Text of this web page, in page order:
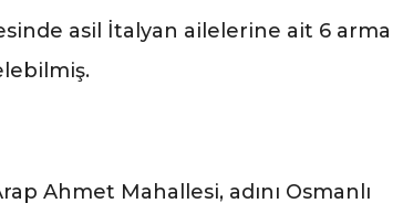
asil İtalyan ailelerine ait 6 arma
Ahmet Mahallesi, adını Osmanlı